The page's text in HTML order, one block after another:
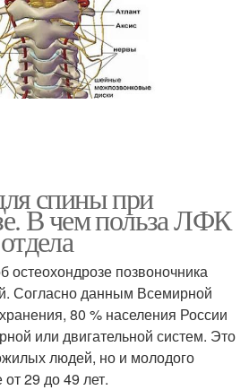
спины при
В чем польза ЛФК
остеохондрозе позвоночника
Согласно данным Всемирной
80 % населения России
или двигательной систем. Это
людей, но и молодого
29 до 49 лет.